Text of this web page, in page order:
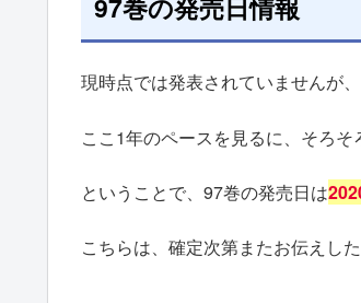
97巻の発売日情報
現時点では発表されていませんが
ここ1年のペースを見るに、そろそ
ということで、97巻の発売日は
こちらは、確定次第またお伝えした